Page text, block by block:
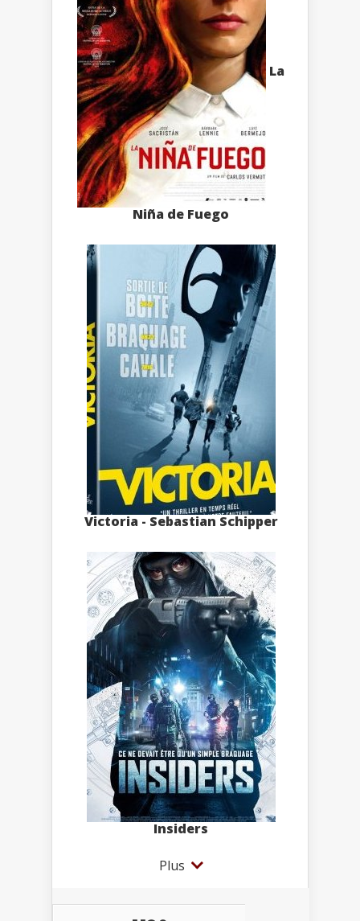
La
Niña de Fuego
Victoria - Sebastian Schipper
Insiders
Plus